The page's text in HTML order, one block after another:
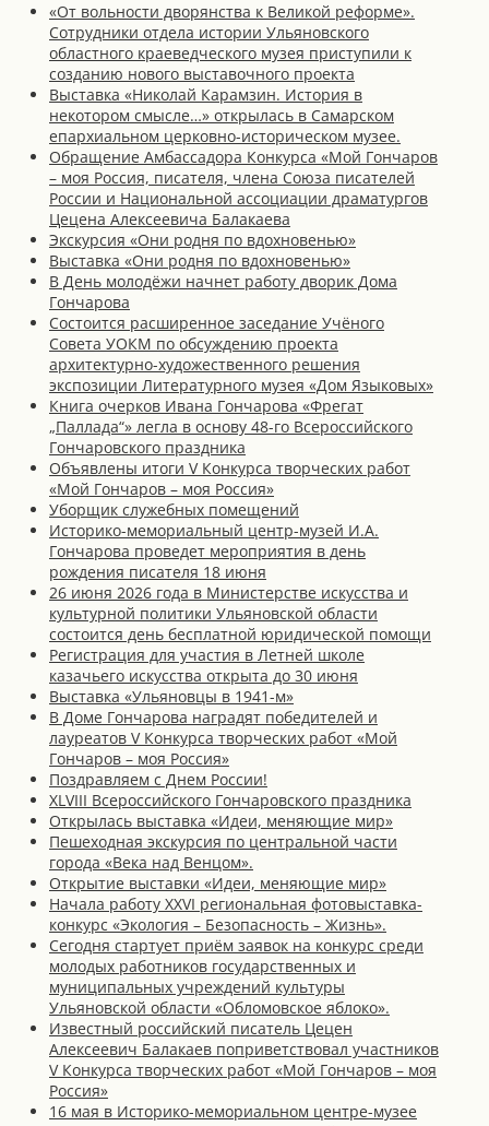
«От вольности дворянства к Великой реформе».
Сотрудники отдела истории Ульяновского
областного краеведческого музея приступили к
созданию нового выставочного проекта
Выставка «Николай Карамзин. История в
некотором смысле…» открылась в Самарском
епархиальном церковно-историческом музее.
Обращение Амбассадора Конкурса «Мой Гончаров
– моя Россия, писателя, члена Союза писателей
России и Национальной ассоциации драматургов
Цецена Алексеевича Балакаева
Экскурсия «Они родня по вдохновенью»
Выставка «Они родня по вдохновенью»
В День молодёжи начнет работу дворик Дома
Гончарова
Состоится расширенное заседание Учёного
Совета УОКМ по обсуждению проекта
архитектурно-художественного решения
экспозиции Литературного музея «Дом Языковых»
Книга очерков Ивана Гончарова «Фрегат
„Паллада“» легла в основу 48-го Всероссийского
Гончаровского праздника
Объявлены итоги V Конкурса творческих работ
«Мой Гончаров – моя Россия»
Уборщик служебных помещений
Историко-мемориальный центр-музей И.А.
Гончарова проведет мероприятия в день
рождения писателя 18 июня
26 июня 2026 года в Министерстве искусства и
культурной политики Ульяновской области
состоится день бесплатной юридической помощи
Регистрация для участия в Летней школе
казачьего искусства открыта до 30 июня
Выставка «Ульяновцы в 1941-м»
В Доме Гончарова наградят победителей и
лауреатов V Конкурса творческих работ «Мой
Гончаров – моя Россия»
Поздравляем с Днем России!
XLVIII Всероссийского Гончаровского праздника
Открылась выставка «Идеи, меняющие мир»
Пешеходная экскурсия по центральной части
города «Века над Венцом».
Открытие выставки «Идеи, меняющие мир»
Начала работу XXVI региональная фотовыставка-
конкурс «Экология – Безопасность – Жизнь».
Сегодня стартует приём заявок на конкурс среди
молодых работников государственных и
муниципальных учреждений культуры
Ульяновской области «Обломовское яблоко».
Известный российский писатель Цецен
Алексеевич Балакаев поприветствовал участников
V Конкурса творческих работ «Мой Гончаров – моя
Россия»
16 мая в Историко-мемориальном центре-музее